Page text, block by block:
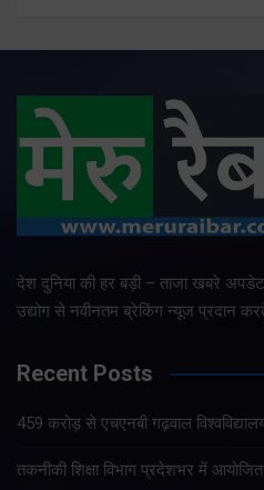
देश दुनिया की हर बड़ी – ताजा खबरे
उद्योग से नवीनतम ब्रेकिंग न्यूज प्रदान
Recent Posts
459 करोड़ से एचएनबी गढ़वाल
तकनीकी शिक्षा विभाग प्रदेशभर में